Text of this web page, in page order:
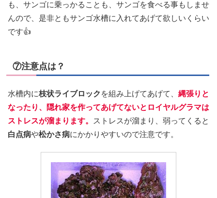
も、サンゴに乗っかることも、サンゴを食べる事もしませ
んので、是非ともサンゴ水槽に入れてあげて欲しいくらい
です👍
⑦注意点は？
水槽内に枝状ライブロック を組み上げてあげて、 縄張りと
なったり、隠れ家を作ってあげてないとロイヤルグラマは
ストレスが溜まります。
ストレスが溜まり、弱ってくると
白点病や松かさ病にかかりやすいので注意です。